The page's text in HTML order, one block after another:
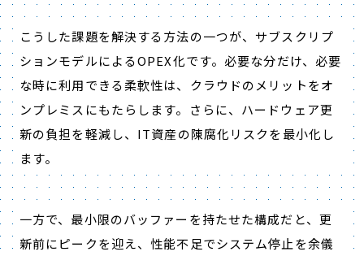
こうした課題を解決する方法の一つが、サブスクリプ
ションモデルによるOPEX化です。必要な分だけ、必要
な時に利用できる柔軟性は、クラウドのメリットをオ
ンプレミスにもたらします。さらに、ハードウェア更
新の負担を軽減し、IT資産の陳腐化リスクを最小化し
ます。
一方で、最小限のバッファーを持たせた構成だと、更
新前にピークを迎え、性能不足でシステム停止を余儀